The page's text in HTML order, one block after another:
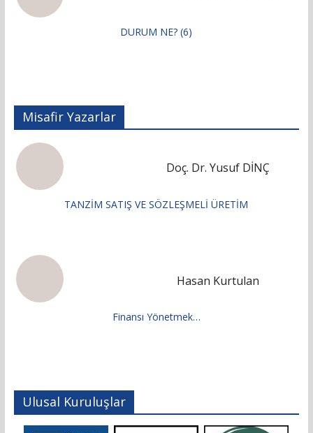
DURUM NE? (6)
Misafir Yazarlar
Doç. Dr. Yusuf DİNÇ
TANZİM SATIŞ VE SÖZLEŞMELİ ÜRETİM
Hasan Kurtulan
Finansı Yönetmek…
Ulusal Kuruluşlar